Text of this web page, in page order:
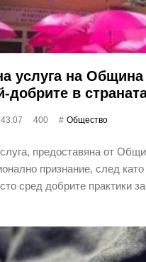
услуга на Община
добрите в
400 Общество
предоставяна от
признание, след
сред добрите практики